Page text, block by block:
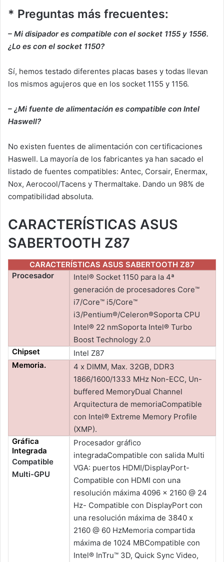
* Preguntas más frecuentes:
– Mi disipador es compatible con el socket 1155 y 1556.
¿Lo es con el socket 1150?
Sí, hemos testado diferentes placas bases y todas llevan
los mismos agujeros que en los socket 1155 y 1156.
– ¿Mi fuente de alimentación es compatible con Intel
Haswell?
No existen fuentes de alimentación con certificaciones
Haswell. La mayoría de los fabricantes ya han sacado el
listado de fuentes compatibles: Antec, Corsair, Enermax,
Nox, Aerocool/Tacens y Thermaltake. Dando un 98% de
compatibilidad absoluta.
CARACTERÍSTICAS ASUS
SABERTOOTH Z87
CARACTERÍSTICAS ASUS SABERTOOTH Z87
Procesador
Intel® Socket 1150 para la 4ª
generación de procesadores Core™
i7/Core™ i5/Core™
i3/Pentium®/Celeron®Soporta CPU
Intel® 22 nmSoporta Intel® Turbo
Boost Technology 2.0
Chipset
Intel Z87
Memoria.
4 x DIMM, Max. 32GB, DDR3
1866/1600/1333 MHz Non-ECC, Un-
buffered MemoryDual Channel
Arquitectura de memoriaCompatible
con Intel® Extreme Memory Profile
(XMP).
Gráfica
Integrada
Compatible
Multi-GPU
Procesador gráfico
integradaCompatible con salida Multi
VGA: puertos HDMI/DisplayPort-
Compatible con HDMI con una
resolución máxima 4096 x 2160 @ 24
Hz- Compatible con DisplayPort con
una resolución máxima de 3840 x
2160 @ 60 HzMemoria compartida
máxima de 1024 MBCompatible con
Intel® InTru™ 3D, Quick Sync Video,